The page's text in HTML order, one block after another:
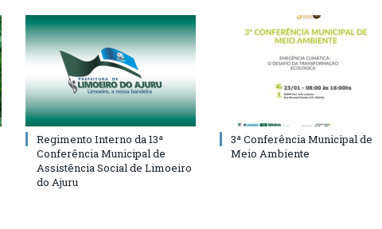
Regimento Interno da 13ª
Conferência Municipal de
Assistência Social de Limoeiro
do Ajuru
3ª Conferência Municipal de
Meio Ambiente